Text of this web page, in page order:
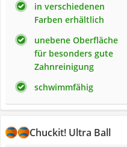
in verschiedenen
Farben erhältlich
unebene Oberfläche
für besonders gute
Zahnreinigung
schwimmfähig
Chuckit! Ultra Ball